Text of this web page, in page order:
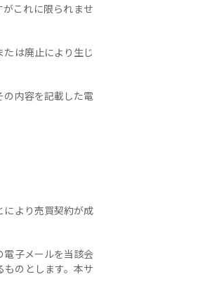
これに限られませ
は廃止により生じ
の内容を記載した電
により売買契約が成
電子メールを当該会
のとします。本サ